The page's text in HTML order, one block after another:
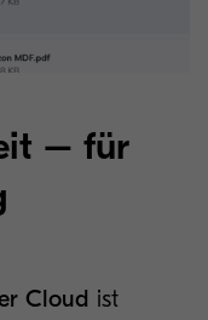
– für
Cloud ist